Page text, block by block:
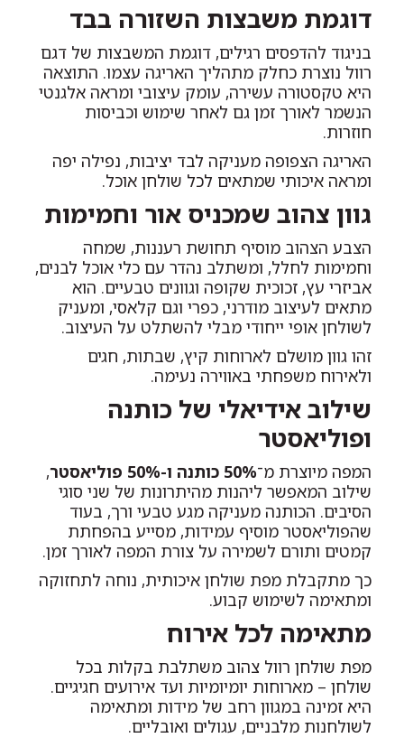
דוגמת משבצות השזורה בבד
בניגוד להדפסים רגילים, דוגמת המשבצות של דגם
רוול נוצרת כחלק מתהליך האריגה עצמו. התוצאה
היא טקסטורה עשירה, עומק עיצובי ומראה אלגנטי
הנשמר לאורך זמן גם לאחר שימוש וכביסות
חוזרות.
האריגה הצפופה מעניקה לבד יציבות, נפילה יפה
ומראה איכותי שמתאים לכל שולחן אוכל.
גוון צהוב שמכניס אור וחמימות
הצבע הצהוב מוסיף תחושת רעננות, שמחה
וחמימות לחלל, ומשתלב נהדר עם כלי אוכל לבנים,
אביזרי עץ, זכוכית שקופה וגוונים טבעיים. הוא
מתאים לעיצוב מודרני, כפרי וגם קלאסי, ומעניק
לשולחן אופי ייחודי מבלי להשתלט על העיצוב.
זהו גוון מושלם לארוחות קיץ, שבתות, חגים
ולאירוח משפחתי באווירה נעימה.
שילוב אידיאלי של כותנה
ופוליאסטר
המפה מיוצרת מ־50% כותנה ו-50% פוליאסטר
,
שילוב המאפשר ליהנות מהיתרונות של שני סוגי
הסיבים. הכותנה מעניקה מגע טבעי ורך, בעוד
שהפוליאסטר מוסיף עמידות, מסייע בהפחתת
קמטים ותורם לשמירה על צורת המפה לאורך זמן.
כך מתקבלת מפת שולחן איכותית, נוחה לתחזוקה
ומתאימה לשימוש קבוע.
מתאימה לכל אירוח
מפת שולחן רוול צהוב משתלבת בקלות בכל
שולחן – מארוחות יומיומיות ועד אירועים חגיגיים.
היא זמינה במגוון רחב של מידות ומתאימה
לשולחנות מלבניים, עגולים ואובליים.